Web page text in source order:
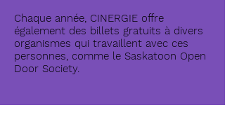
Chaque année, CINERGIE offre
également des billets gratuits à divers
organismes qui travaillent avec ces
personnes, comme le Saskatoon Open
Door Society.